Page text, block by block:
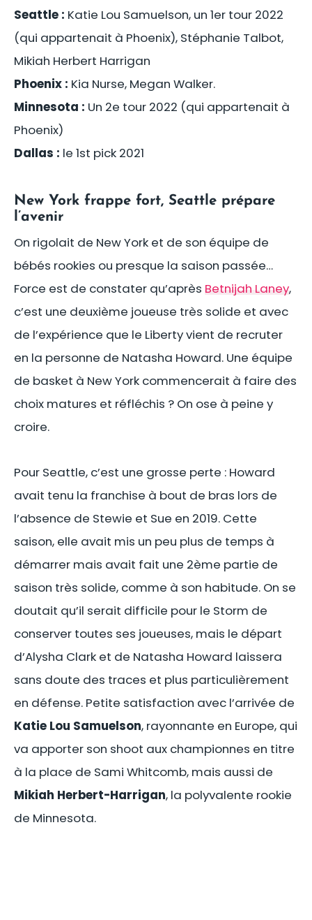
Seattle : Katie Lou Samuelson, un 1er tour 2022
(qui appartenait à Phoenix), Stéphanie Talbot,
Mikiah Herbert Harrigan
Phoenix : Kia Nurse, Megan Walker.
Minnesota : Un 2e tour 2022 (qui appartenait à
Phoenix)
Dallas : le 1st pick 2021
New York frappe fort, Seattle prépare
l’avenir
On rigolait de New York et de son équipe de
bébés rookies ou presque la saison passée…
Force est de constater qu’après Betnijah Laney,
c’est une deuxième joueuse très solide et avec
de l’expérience que le Liberty vient de recruter
en la personne de Natasha Howard. Une équipe
de basket à New York commencerait à faire des
choix matures et réfléchis ? On ose à peine y
croire.
Pour Seattle, c’est une grosse perte : Howard
avait tenu la franchise à bout de bras lors de
l’absence de Stewie et Sue en 2019. Cette
saison, elle avait mis un peu plus de temps à
démarrer mais avait fait une 2ème partie de
saison très solide, comme à son habitude. On se
doutait qu’il serait difficile pour le Storm de
conserver toutes ses joueuses, mais le départ
d’Alysha Clark et de Natasha Howard laissera
sans doute des traces et plus particulièrement
en défense. Petite satisfaction avec l’arrivée de
Katie Lou Samuelson, rayonnante en Europe, qui
va apporter son shoot aux championnes en titre
à la place de Sami Whitcomb, mais aussi de
Mikiah Herbert-Harrigan, la polyvalente rookie
de Minnesota.